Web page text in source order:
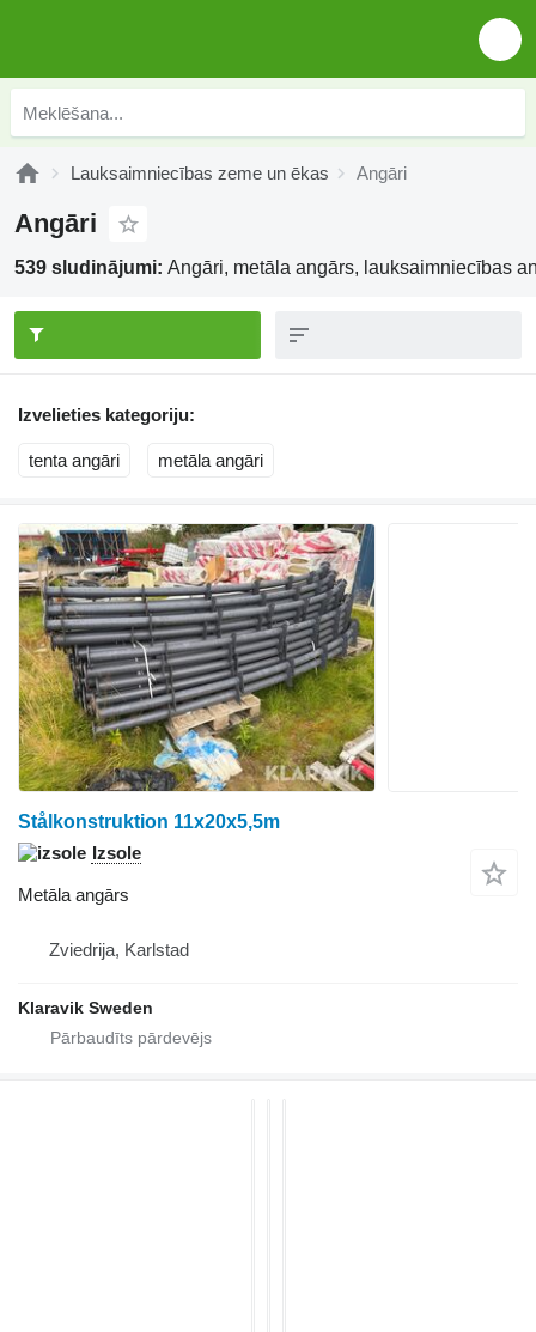
Lauksaimniecības zeme un ēkas Angāri
Angāri
539 sludinājumi: Angāri, metāla angārs, lauksaimniecības
Izvelieties kategoriju:
tenta angāri metāla angāri
Stålkonstruktion 11x20x5,5m
Izsole
Metāla angārs
Zviedrija, Karlstad
Klaravik Sweden